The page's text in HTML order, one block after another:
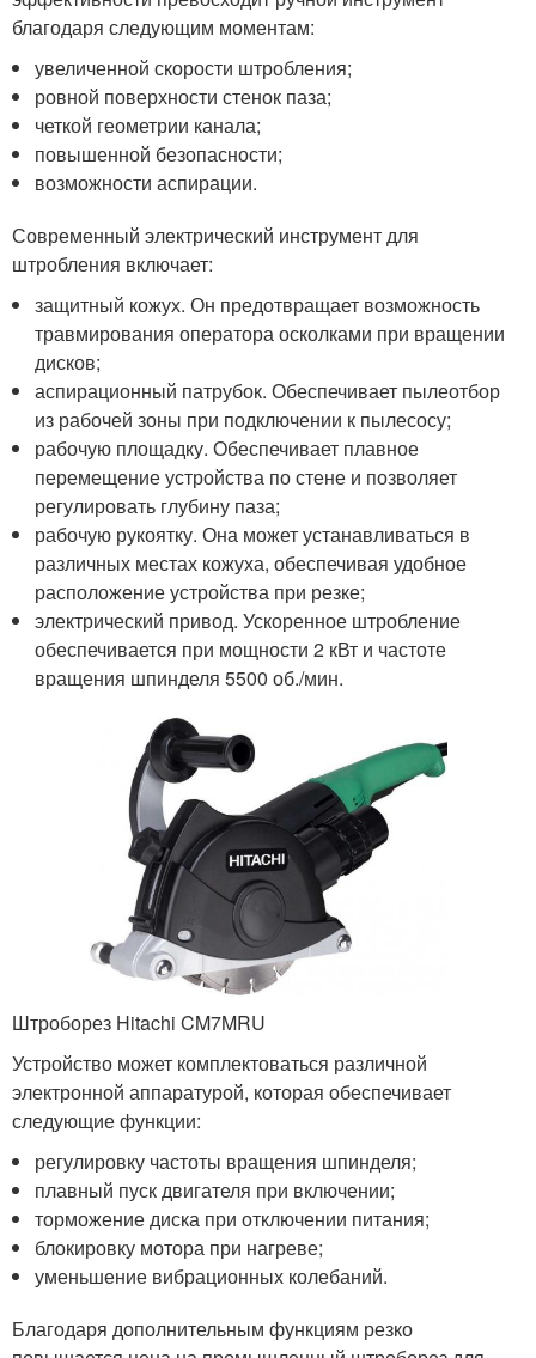
благодаря следующим моментам:
увеличенной скорости штробления;
ровной поверхности стенок паза;
четкой геометрии канала;
повышенной безопасности;
возможности аспирации.
Современный электрический инструмент для
штробления включает:
защитный кожух. Он предотвращает возможность
травмирования оператора осколками при вращении
дисков;
аспирационный патрубок. Обеспечивает пылеотбор
из рабочей зоны при подключении к пылесосу;
рабочую площадку. Обеспечивает плавное
перемещение устройства по стене и позволяет
регулировать глубину паза;
рабочую рукоятку. Она может устанавливаться в
различных местах кожуха, обеспечивая удобное
расположение устройства при резке;
электрический привод. Ускоренное штробление
обеспечивается при мощности 2 кВт и частоте
вращения шпинделя 5500 об./мин.
Штроборез Hitachi CM7MRU
Устройство может комплектоваться различной
электронной аппаратурой, которая обеспечивает
следующие функции:
регулировку частоты вращения шпинделя;
плавный пуск двигателя при включении;
торможение диска при отключении питания;
блокировку мотора при нагреве;
уменьшение вибрационных колебаний.
Благодаря дополнительным функциям резко